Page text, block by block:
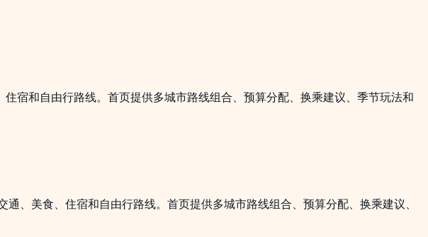
宿和自由行路线。首页提供多城市路线组合、预算分配、换乘建议、季节玩法和
、美食、住宿和自由行路线。首页提供多城市路线组合、预算分配、换乘建议、